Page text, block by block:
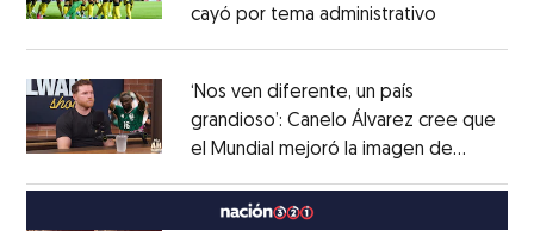
cayó por tema administrativo
‘Nos ven diferente, un país
grandioso’: Canelo Álvarez cree que
el Mundial mejoró la imagen de